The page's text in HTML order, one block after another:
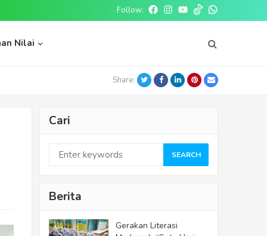
Follow: FacebookInstagram
Youtube
tiktokwhatsapp
Nilai
Share: TwitterFacebookLinkedInPinterest
Email
Cari
SEARCH
Berita
Gerakan Literasi